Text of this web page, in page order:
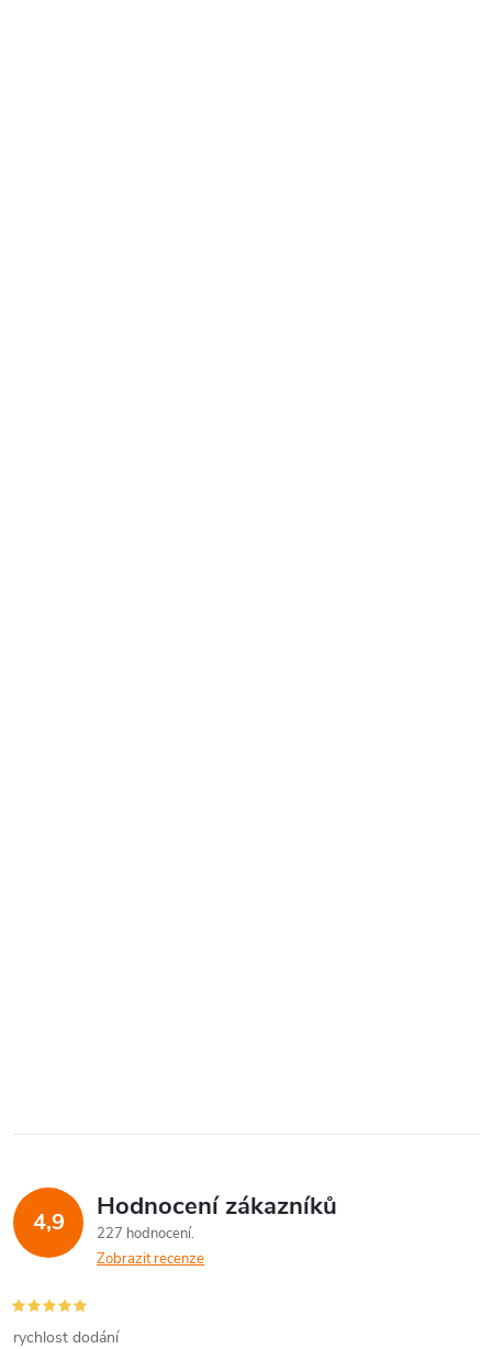
4,9 Hodnocení zákazníků
227 hodnocení
Zobrazit recenze
rychlost dodání